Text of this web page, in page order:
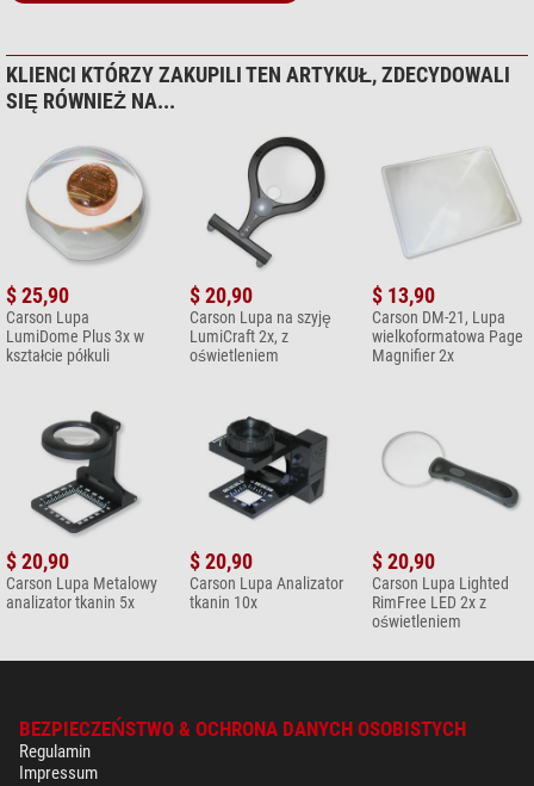
KLIENCI KTÓRZY ZAKUPILI TEN ARTYKUŁ, ZDECYDOWALI
SIĘ RÓWNIEŻ NA...
$ 25,90
Carson Lupa
LumiDome Plus 3x w
kształcie półkuli
$ 20,90
Carson Lupa na szyję
LumiCraft 2x, z
oświetleniem
$ 13,90
Carson DM-21, Lupa
wielkoformatowa Page
Magnifier 2x
$ 20,90
Carson Lupa Metalowy
analizator tkanin 5x
$ 20,90
Carson Lupa Analizator
tkanin 10x
$ 20,90
Carson Lupa Lighted
RimFree LED 2x z
oświetleniem
BEZPIECZEŃSTWO & OCHRONA DANYCH OSOBISTYCH
Regulamin
Impressum